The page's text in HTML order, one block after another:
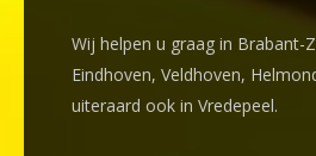
Wij helpen u graag in Brabant-
Eindhoven, Veldhoven,
uiteraard ook in Vredepeel.